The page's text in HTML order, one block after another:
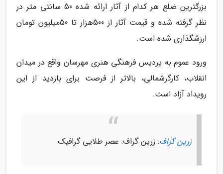
بزرگترین ضلع هر کدام از آثار ارائه شده 50 سانتى متر در
نظر گرفته شده و قیمت آثار از 500هزار تا 50میلیون تومان
ارزشگذارى شده است.
ورود عموم به پردیس فرهنگی هنری مهرسان واقع در میدان
انقلاب، کارگرشمالی، بالاتر از فرصت براى بازدید از این
رویداد آزاد است.
زرین گراف: زرین گراف: عصر طلایی گرافیک